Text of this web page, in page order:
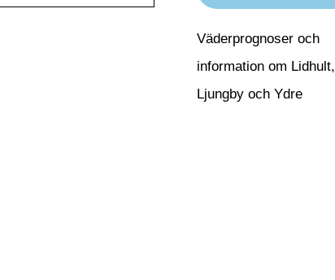
Väderprognoser och
information om Lidhult,
Ljungby och Ydre